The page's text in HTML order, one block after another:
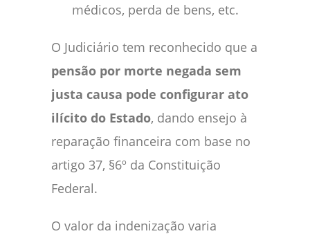
médicos, perda de bens, etc.
O Judiciário tem reconhecido que a
pensão por morte negada sem
justa causa pode configurar ato
ilícito do Estado, dando ensejo à
reparação financeira com base no
artigo 37, §6º da Constituição
Federal.
O valor da indenização varia